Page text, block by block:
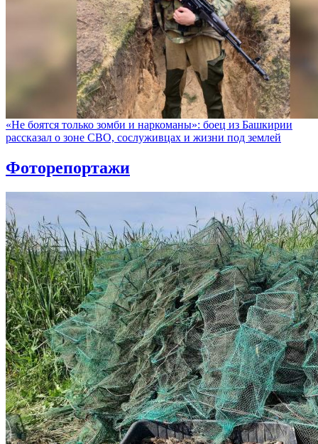
«Не боятся только зомби и наркоманы»: боец из Башкирии
рассказал о зоне СВО, сослуживцах и жизни под землей
Фоторепортажи